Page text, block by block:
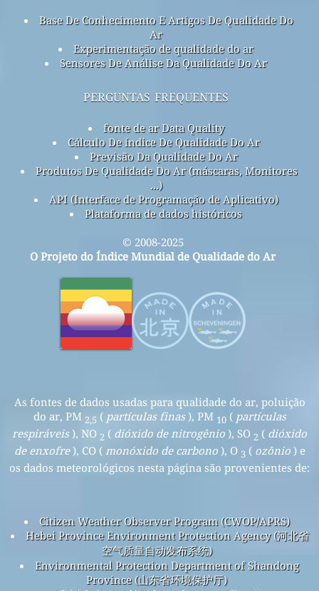
Base De Conhecimento E Artigos De Qualidade Do
Ar
Experimentação de qualidade do ar
Sensores De Análise Da Qualidade Do Ar
perguntas frequentes
fonte de ar Data Quality
Cálculo De índice De Qualidade Do Ar
Previsão Da Qualidade Do Ar
Produtos De Qualidade Do Ar (máscaras, Monitores
...)
API (Interface de Programação de Aplicativo)
Plataforma de dados históricos
© 2008-2025
O Projeto do Índice Mundial de Qualidade do Ar
As fontes de dados usadas para qualidade do ar, poluição
do ar, PM 2,5 ( partículas finas), PM 10( partículas
respiráveis), NO 2 ( dióxido de nitrogênio ), SO 2 ( dióxido
de enxofre), CO ( monóxido de carbono), O 3 ( ozônio) e
os dados meteorológicos nesta página são provenientes de:
Citizen Weather Observer Program (CWOP/APRS)
Hebei Province Environment Protection Agency (河北省
空气质量自动发布系统)
Environmental Protection Department of Shandong
Province (山东省环境保护厅)